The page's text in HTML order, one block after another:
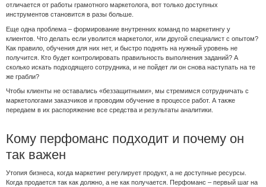
отличается от работы грамотного маркетолога, вот только доступных
инструментов становится в разы больше.
Еще одна проблема – формирование внутренних команд по маркетингу у
клиентов. Что делать если уволится маркетолог, или другой специалист с опытом?
Как правило, обучения для них нет, и быстро поднять на нужный уровень не
получится. Кто будет контролировать правильность выполнения заданий? А
сколько искать подходящего сотрудника, и не пойдет ли он снова наступать на те
же грабли?
Чтобы клиенты не оставались «беззащитными», мы стремимся сотрудничать с
маркетологами заказчиков и проводим обучение в процессе работ. А также
передаем в их распоряжение все средства и результаты аналитики.
Кому перфоманс подходит и почему он
так важен
Утопия бизнеса, когда маркетинг регулирует продукт, а не доступные ресурсы.
Когда продается так как должно, а не как получается. Перфоманс – первый шаг на